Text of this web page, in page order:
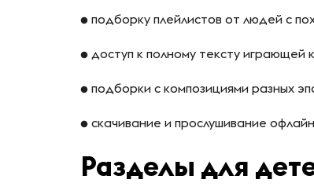
● подборку плейлистов от людей с
● доступ к полному тексту играющей
● подборки с композициями разных
● скачивание и прослушивание
Разделы для